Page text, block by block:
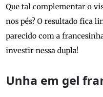
Que tal complementar o
nos pés? O resultado fica
parecido com a
investir nessa dupla!
Unha em gel